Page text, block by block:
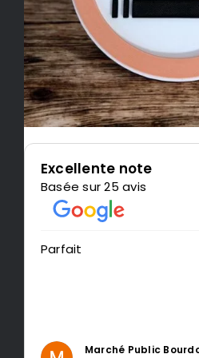
Excellente note
Basée sur 25 avis
Marché Public Bourdon